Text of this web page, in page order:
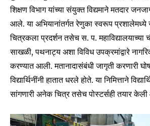
शिक्षण विभाग यांच्या संयुक्त विद्यमाने मतदार
आले. या अभियानांतर्गत रेणुका स्वरूप प्रशालेमध्ये
चित्रकला प्रदर्शन तसेच स. प. महाविद्यालयाच्या
साखळी, पथनाट्य अशा विविध उपक्रमांद्वारे
करण्यात आली. मतानादासंबंधी जागृती करणारी
विद्यार्थिनींनी हातात धरले होते. या निमित्ताने
सांगणारी अनेक चित्र तसेच पोस्टर्सही तयार